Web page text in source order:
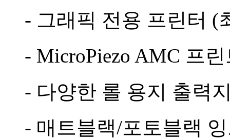
- 그래픽 전용 프린터 (
- MicroPiezo AMC 프
- 다양한 롤 용지 출력
- 매트블랙/포토블랙